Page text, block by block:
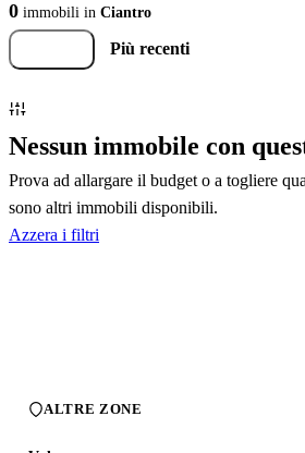
0 immobili in Ciantro
Nessun immobile con
Prova ad allargare il budget o a togliere
sono altri immobili disponibili.
Azzera i filtri
ALTRE ZONE